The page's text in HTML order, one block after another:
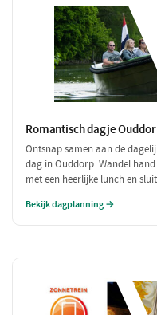
Romantisch dagje
Ontsnap samen aan de
dag in Ouddorp. Wandel
met een heerlijke lunch en
Bekijk dagplanning →